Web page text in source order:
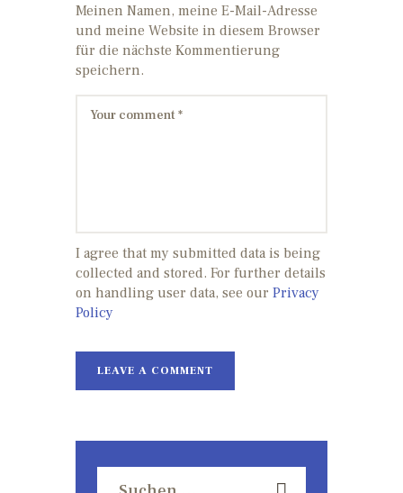
Meinen Namen, meine E-Mail-Adresse
und meine Website in diesem Browser
für die nächste Kommentierung
speichern.
I agree that my submitted data is being
collected and stored. For further details
on handling user data, see our Privacy
Policy